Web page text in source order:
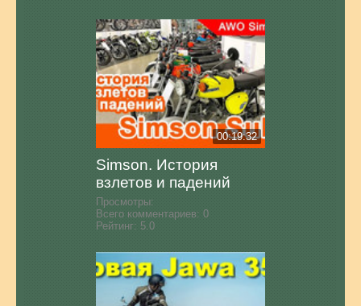
00:19:32
Simson. История
взлетов и падений
Просмотры:
Всего комментариев: 0
Рейтинг: 5.0